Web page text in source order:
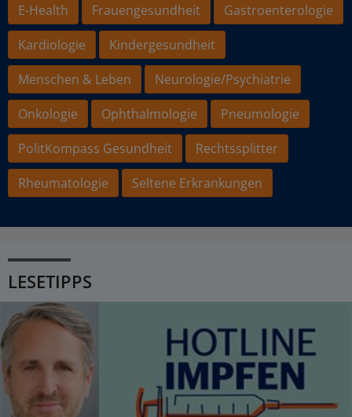
E-Health
Frauengesundheit
Gastroenterologie
Kardiologie
Kindergesundheit
Menschen & Leben
Neurologie/Psychiatrie
Onkologie
Ophthalmologie
Pneumologie
PolitKompass Gesundheit
Rechtssplitter
Rheumatologie
Seltene Erkrankungen
LESETIPPS